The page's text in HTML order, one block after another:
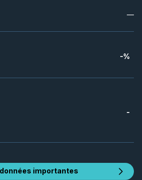
—
-%
-
importantes